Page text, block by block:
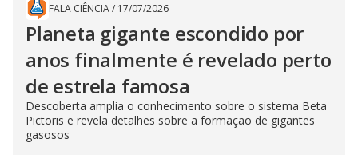
FALA CIÊNCIA/ 17/07/2026
Planeta gigante escondido por
anos finalmente é revelado perto
de estrela famosa
Descoberta amplia o conhecimento sobre o sistema Beta
Pictoris e revela detalhes sobre a formação de gigantes
gasosos